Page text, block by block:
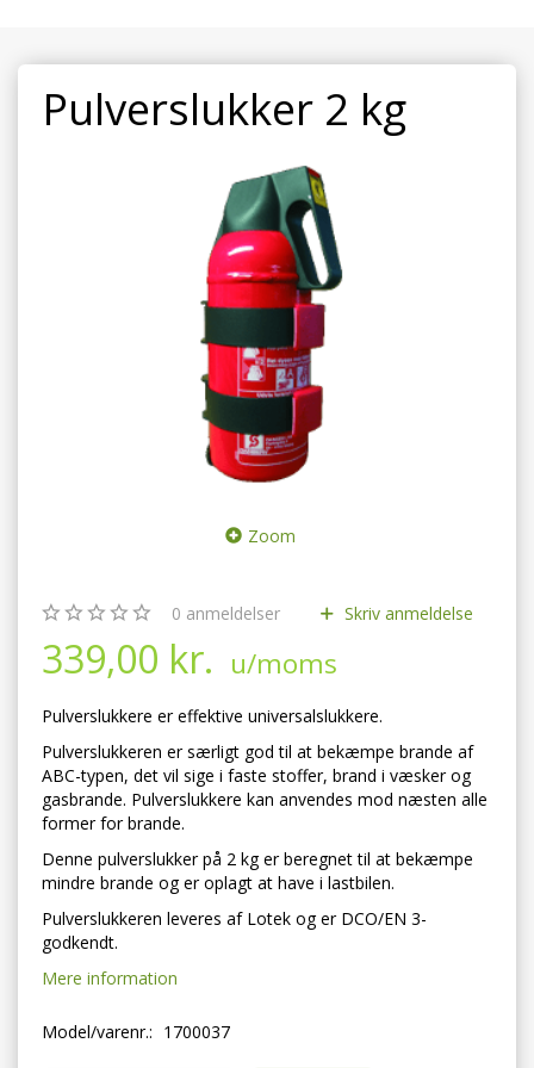
Pulverslukker 2 kg
Zoom
0 anmeldelser Skriv anmeldelse
339,00 kr. u/moms
Pulverslukkere er effektive universalslukkere.
Pulverslukkeren er særligt god til at bekæmpe brande af
ABC-typen, det vil sige i faste stoffer, brand i væsker og
gasbrande. Pulverslukkere kan anvendes mod næsten alle
former for brande.
Denne pulverslukker på 2 kg er beregnet til at bekæmpe
mindre brande og er oplagt at have i lastbilen.
Pulverslukkeren leveres af Lotek og er DCO/EN 3-
godkendt.
Mere information
Model/varenr.: 1700037